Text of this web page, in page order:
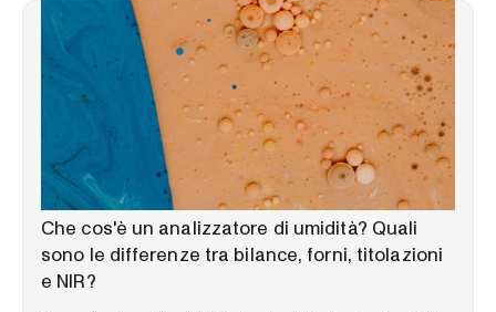
LIBRERIA DELLE COMPETENZE
Che cos'è un analizzatore di umidità? Quali
sono le differenze tra bilance, forni, titolazioni
e NIR?